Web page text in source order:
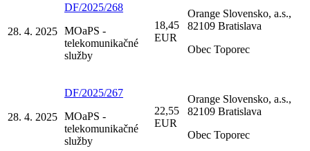
28. 4. 2025
DF/2025/268
MOaPS -
telekomunikačné
služby
18,45
EUR
Orange Slovensko, a.s.,
82109 Bratislava
Obec Toporec
28. 4. 2025
DF/2025/267
MOaPS -
telekomunikačné
služby
22,55
EUR
Orange Slovensko, a.s.,
82109 Bratislava
Obec Toporec